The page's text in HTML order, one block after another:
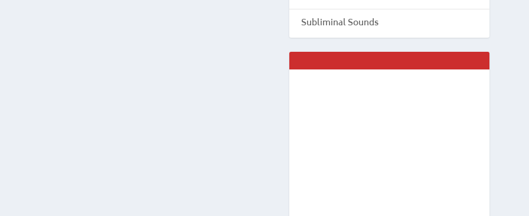
Subliminal Sounds